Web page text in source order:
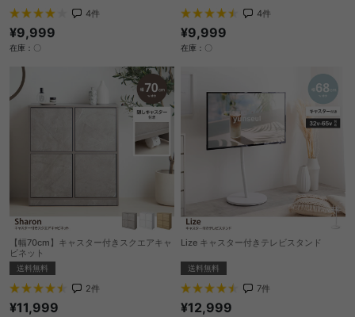
4件
¥9,999
在庫：〇
4件
¥9,999
在庫：〇
【幅70cm】キャスター付きスクエアキャ
ビネット
送料無料
2件
¥11,999
Lize キャスター付きテレビスタンド
送料無料
7件
¥12,999